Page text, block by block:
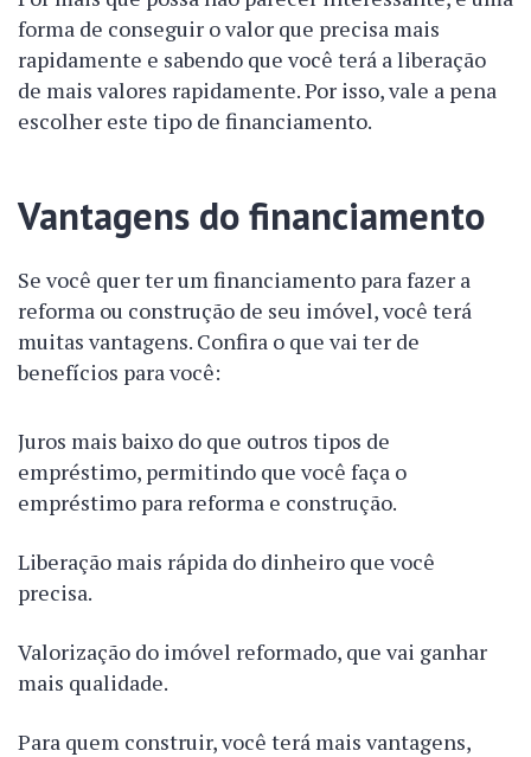
forma de conseguir o valor que precisa mais
rapidamente e sabendo que você terá a liberação
de mais valores rapidamente. Por isso, vale a pena
escolher este tipo de financiamento.
Vantagens do financiamento
Se você quer ter um financiamento para fazer a
reforma ou construção de seu imóvel, você terá
muitas vantagens. Confira o que vai ter de
benefícios para você:
Juros mais baixo do que outros tipos de
empréstimo, permitindo que você faça o
empréstimo para reforma e construção.
Liberação mais rápida do dinheiro que você
precisa.
Valorização do imóvel reformado, que vai ganhar
mais qualidade.
Para quem construir, você terá mais vantagens,